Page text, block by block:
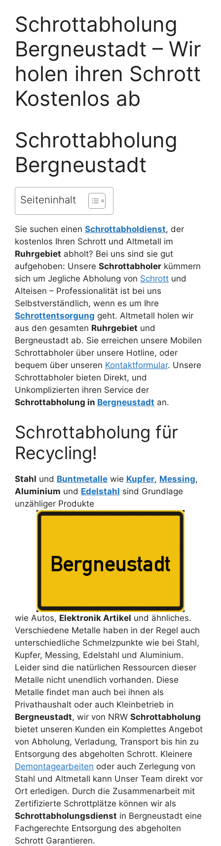
Schrottabholung
Bergneustadt – Wir
holen ihren Schrott
Kostenlos ab
Schrottabholung
Bergneustadt
Seiteninhalt
Sie suchen einen Schrottabholdienst, der
kostenlos Ihren Schrott und Altmetall im
Ruhrgebiet abholt? Bei uns sind sie gut
aufgehoben: Unsere Schrottabholer kümmern
sich um Jegliche Abholung von Schrott und
Alteisen – Professionalität ist bei uns
Selbstverständlich, wenn es um Ihre
Schrottentsorgung geht. Altmetall holen wir
aus den gesamten Ruhrgebiet und
Bergneustadt ab. Sie erreichen unsere Mobilen
Schrottabholer über unsere Hotline, oder
bequem über unseren Kontaktformular. Unsere
Schrottabholer bieten Direkt, und
Unkomplizierten ihren Service der
Schrottabholung in Bergneustadt an.
Schrottabholung für
Recycling!
Stahl und Buntmetalle wie Kupfer, Messing,
Aluminium und Edelstahl sind Grundlage
unzähliger Produkte
wie Autos, Elektronik Artikel und ähnliches.
Verschiedene Metalle haben in der Regel auch
unterschiedliche Schmelzpunkte wie bei Stahl,
Kupfer, Messing, Edelstahl und Aluminium.
Leider sind die natürlichen Ressourcen dieser
Metalle nicht unendlich vorhanden. Diese
Metalle findet man auch bei ihnen als
Privathaushalt oder auch Kleinbetrieb in
Bergneustadt, wir von NRW Schrottabholung
bietet unseren Kunden ein Komplettes Angebot
von Abholung, Verladung, Transport bis hin zu
Entsorgung des abgeholten Schrott. Kleinere
Demontagearbeiten oder auch Zerlegung von
Stahl und Altmetall kann Unser Team direkt vor
Ort erledigen. Durch die Zusammenarbeit mit
Zertifizierte Schrottplätze können wir als
Schrottabholungsdienst in Bergneustadt eine
Fachgerechte Entsorgung des abgeholten
Schrott Garantieren.